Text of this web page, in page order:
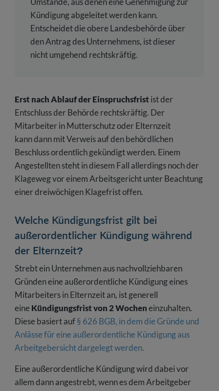
Kündigung abgeleitet werden kann.
Entscheidet die obere Landesbehörde über
den Antrag des Unternehmens, ist dieser
nicht umgehend rechtskräftig.
Erst nach Ablauf der Einspruchsfristist der
Entschluss der Behörde rechtskräftig. Der
Mitarbeiter in Mutterschutz oder Elternzeit
kann dann mit Verweis auf den behördlichen
Beschluss ordentlich gekündigt werden. Einem
Angestellten steht in diesem Fall allerdings noch der
Klageweg vor einem Arbeitsgericht unter Beachtung
einer dreiwöchigen Klagefrist offen.
Welche Kündigungsfrist gilt bei
außerordentlicher Kündigung während
der Elternzeit?
Strebt ein Unternehmen aus nachvollziehbaren
Gründen eine außerordentliche Kündigung eines
Mitarbeiters in Elternzeit an, ist generell
eine Kündigungsfrist von 2 Wocheneinzuhalten.
Diese basiert auf§ 626 BGB, in dem die Gründe und
Anlässe für eine außerordentliche Kündigung aus
Arbeitgebersicht dargelegt werden.
Eine außerordentliche Kündigung wird dabei vor
allem dann angestrebt, wenn es dem Arbeitgeber